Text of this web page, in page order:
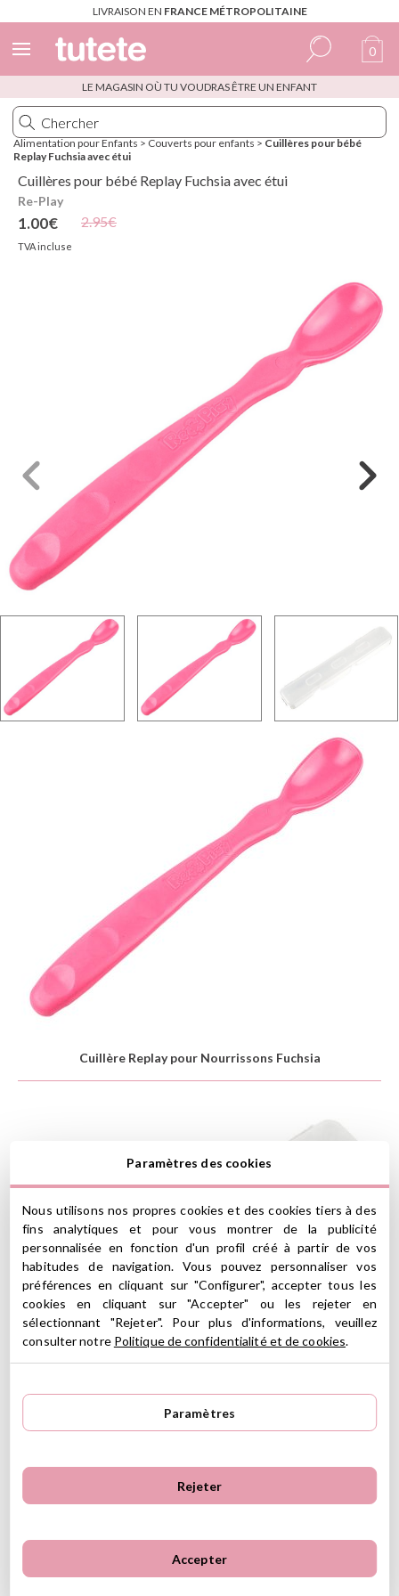
LIVRAISON EN FRANCE MÉTROPOLITAINE
Espagnol
Italien
Anglais
Français
0
LE MAGASIN OÙ TU VOUDRAS ÊTRE UN ENFANT
Alimentation pour Enfants > Couverts pour enfants > Cuillères pour bébé
Replay Fuchsia avec étui
Cuillères pour bébé Replay Fuchsia avec étui
Re-Play
1.00€
TVA incluse
2.95€
Cuillère Replay pour Nourrissons Fuchsia
Étui de Cuillères Replay pour Nourrissons
Couverts Cuillère Re-Play Re-Play Vaisselle
Replay Fuchsia
Le Cuillère pour nourrissons est conçue pour commencer à
nourrir le bébé, après l'allaitement maternel, puis être utilisé par
l'enfant pour commence à manger seul.
Paramètres des cookies
Nous utilisons nos propres cookies et des cookies tiers à des
fins analytiques et pour vous montrer de la publicité
personnalisée en fonction d'un profil créé à partir de vos
habitudes de navigation. Vous pouvez personnaliser vos
préférences en cliquant sur "Configurer", accepter tous les
cookies en cliquant sur "Accepter" ou les rejeter en
sélectionnant "Rejeter". Pour plus d'informations, veuillez
consulter notre Politique de confidentialité et de cookies.
Paramètres
Rejeter
Accepter